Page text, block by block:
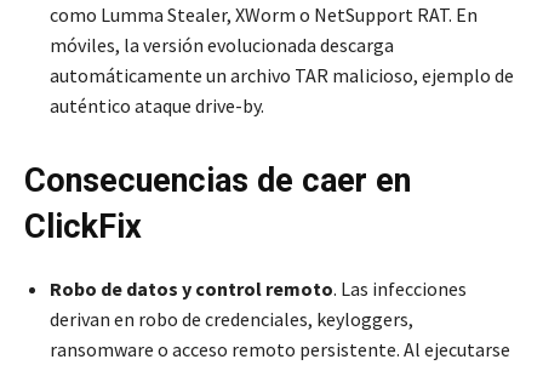
como Lumma Stealer, XWorm o NetSupport RAT. En
móviles, la versión evolucionada descarga
automáticamente un archivo TAR malicioso, ejemplo de
auténtico ataque drive-by.
Consecuencias de caer en
ClickFix
Robo de datos y control remoto. Las infecciones
derivan en robo de credenciales, keyloggers,
ransomware o acceso remoto persistente. Al ejecutarse